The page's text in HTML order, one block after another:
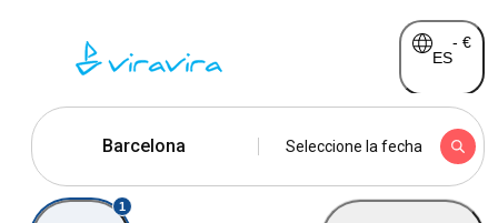
ES
- €
Barcelona Seleccione la fecha
1